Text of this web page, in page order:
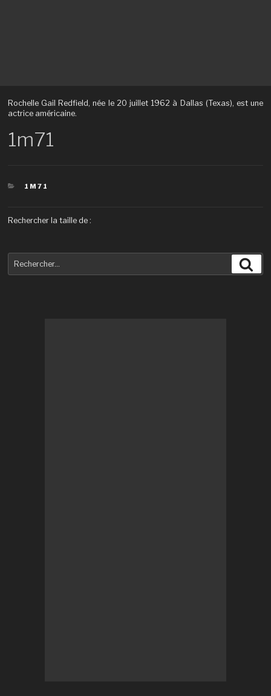
Rochelle Gail Redfield, née le 20 juillet 1962 à Dallas (Texas), est une
actrice américaine.
1m71
CATÉGORIES
1M71
Rechercher la taille de :
pour